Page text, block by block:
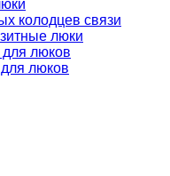
колодцев связи
люки
для люков
люков